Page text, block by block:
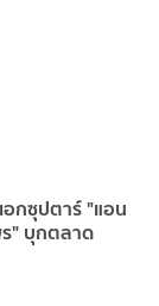
กซุปตาร์ "แอน
" บุกตลาด